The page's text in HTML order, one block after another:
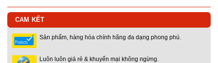
CAM KẾT
Sản phẩm, hàng hóa chính hãng đa dạng phong phú.
Luôn luôn giá rẻ & khuyến mại không ngừng.